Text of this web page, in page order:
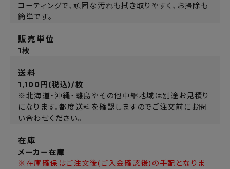
コーティングで、頑固な汚れも拭き取りやすく、お掃除も
簡単です。
販売単位
1枚
送料
1,100円(税込)/枚
※北海道・沖縄・離島やその他中継地域は別途お見積り
になります。都度送料を確認しますのでご注文前にお問
い合わせください。
在庫
メーカー在庫
※在庫確保はご注文後(ご入金確認後)の手配となりま